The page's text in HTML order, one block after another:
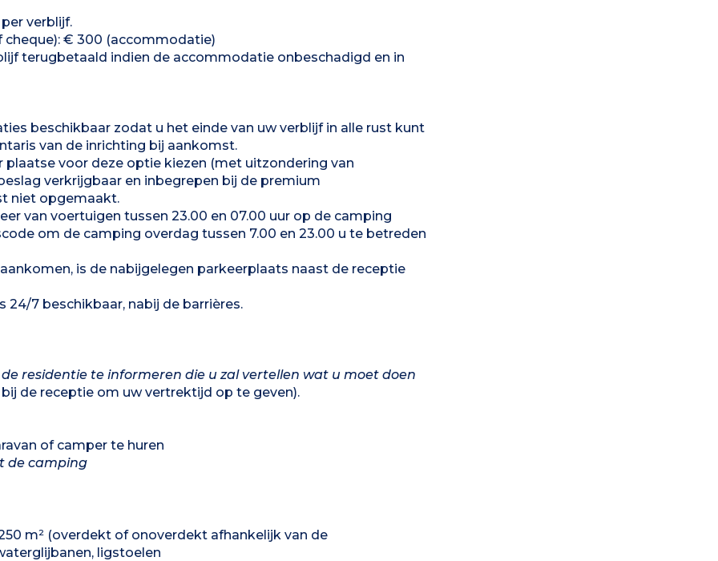
verblijf.
€ 300 (accommodatie)
terugbetaald indien de accommodatie onbeschadigd en in
beschikbaar zodat u het einde van uw verblijf in alle rust kunt
van de inrichting bij aankomst.
voor deze optie kiezen (met uitzondering van
verkrijgbaar en inbegrepen bij de premium
niet opgemaakt.
van voertuigen tussen 23.00 en 07.00 uur op de camping
om de camping overdag tussen 7.00 en 23.00 u te betreden
is de nabijgelegen parkeerplaats naast de receptie
24/7 beschikbaar, nabij de barrières.
residentie te informeren die u zal vertellen wat u moet doen
de receptie om uw vertrektijd op te geven).
of camper te huren
de camping
m² (overdekt of onoverdekt afhankelijk van de
ligstoelen